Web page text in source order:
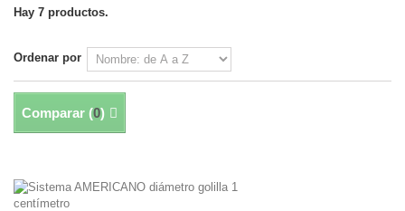
Hay 7 productos.
Ordenar por
Comparar (0)